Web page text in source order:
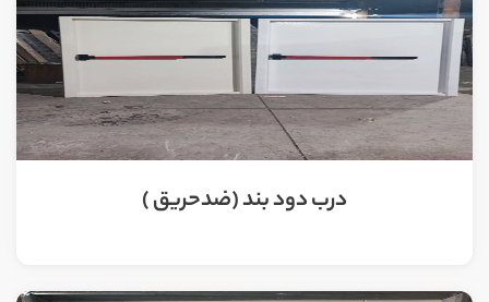
درب دود بند (ضدحریق )